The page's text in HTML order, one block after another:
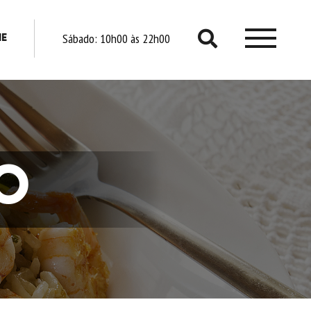
TRABALHE
Sábado: 10h00 às 22h00